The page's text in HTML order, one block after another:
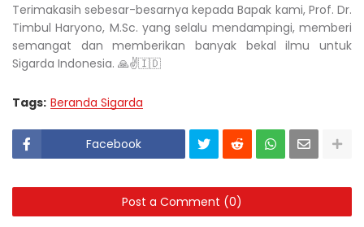
Terimakasih sebesar-besarnya kepada Bapak kami, Prof. Dr.
Timbul Haryono, M.Sc. yang selalu mendampingi, memberi
semangat dan memberikan banyak bekal ilmu untuk
Sigarda Indonesia. 🙏✌️🇮🇩
Tags: Beranda Sigarda
Facebook
Post a Comment (0)